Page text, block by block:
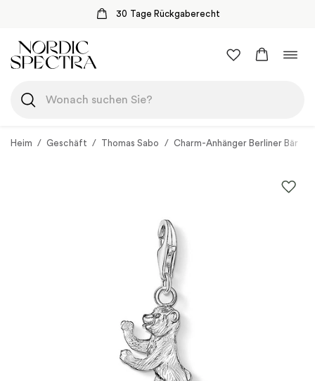
30 Tage Rückgaberecht
Inhalt
springen
Heim / Geschäft / Thomas Sabo / Charm-Anhänger Berliner Bär